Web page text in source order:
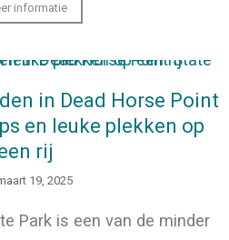
informatie
in Dead Horse Point
en leuke plekken op
rij
19, 2025
Park is een van de minder